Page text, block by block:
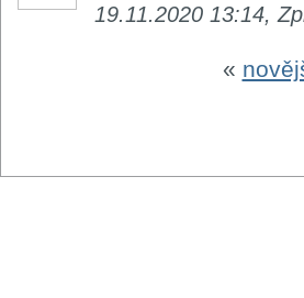
19.11.2020 13:14,
«